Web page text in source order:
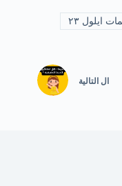
ايلول ٢٣
ال التالية